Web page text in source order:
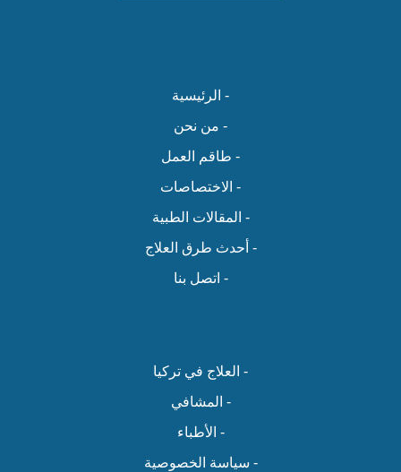
- الرئيسية
- من نحن
- طاقم العمل
- الاختصاصات
- المقالات الطبية
- أحدث طرق العلاج
- اتصل بنا
- العلاج في تركيا
- المشافي
- الأطباء
- سياسة الخصوصية